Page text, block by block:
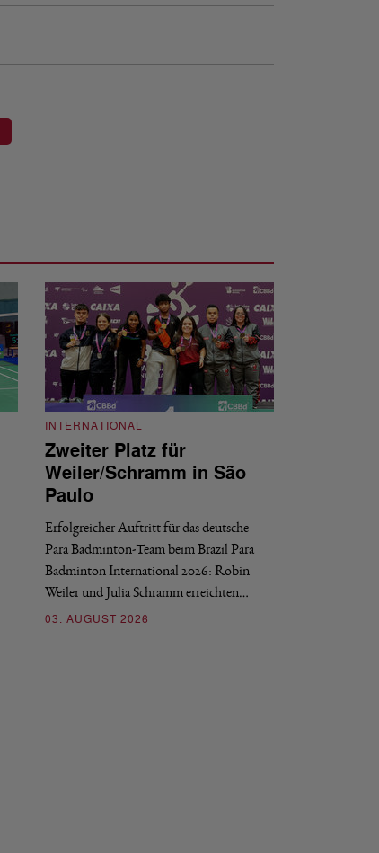
INTERNATIONAL
Zweiter Platz für
Weiler/Schramm in São
Paulo
Erfolgreicher Auftritt für das deutsche
Para Badminton-Team beim Brazil Para
Badminton International 2026: Robin
Weiler und Julia Schramm erreichten…
03. AUGUST 2026